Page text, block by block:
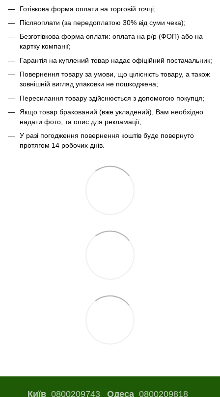
Готівкова форма оплати на торговій точці;
Післяоплати (за передоплатою 30% від суми чека);
Безготівкова форма оплати: оплата на р/р (ФОП) або на
картку компанії;
Гарантія на куплений товар надає офіційний постачальник;
Повернення товару за умови, що цілісність товару, а також
зовнішній вигляд упаковки не пошкоджена;
Пересилання товару здійснюється з допомогою покупця;
Якщо товар бракований (вже укладений), Вам необхідно
надати фото, та опис для рекламації;
У разі погодження повернення коштів буде повернуто
протягом 14 робочих днів.
Київ0800209743 Одеса0800209818